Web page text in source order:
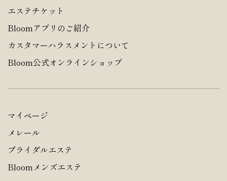
エステチケット
Bloomアプリのご紹介
カスタマーハラスメントについて
Bloom公式オンラインショップ
マイページ
メレール
ブライダルエステ
Bloomメンズエステ